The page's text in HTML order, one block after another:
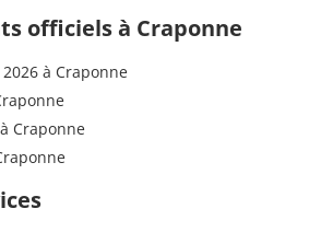
officiels à Craponne
à Craponne
Craponne